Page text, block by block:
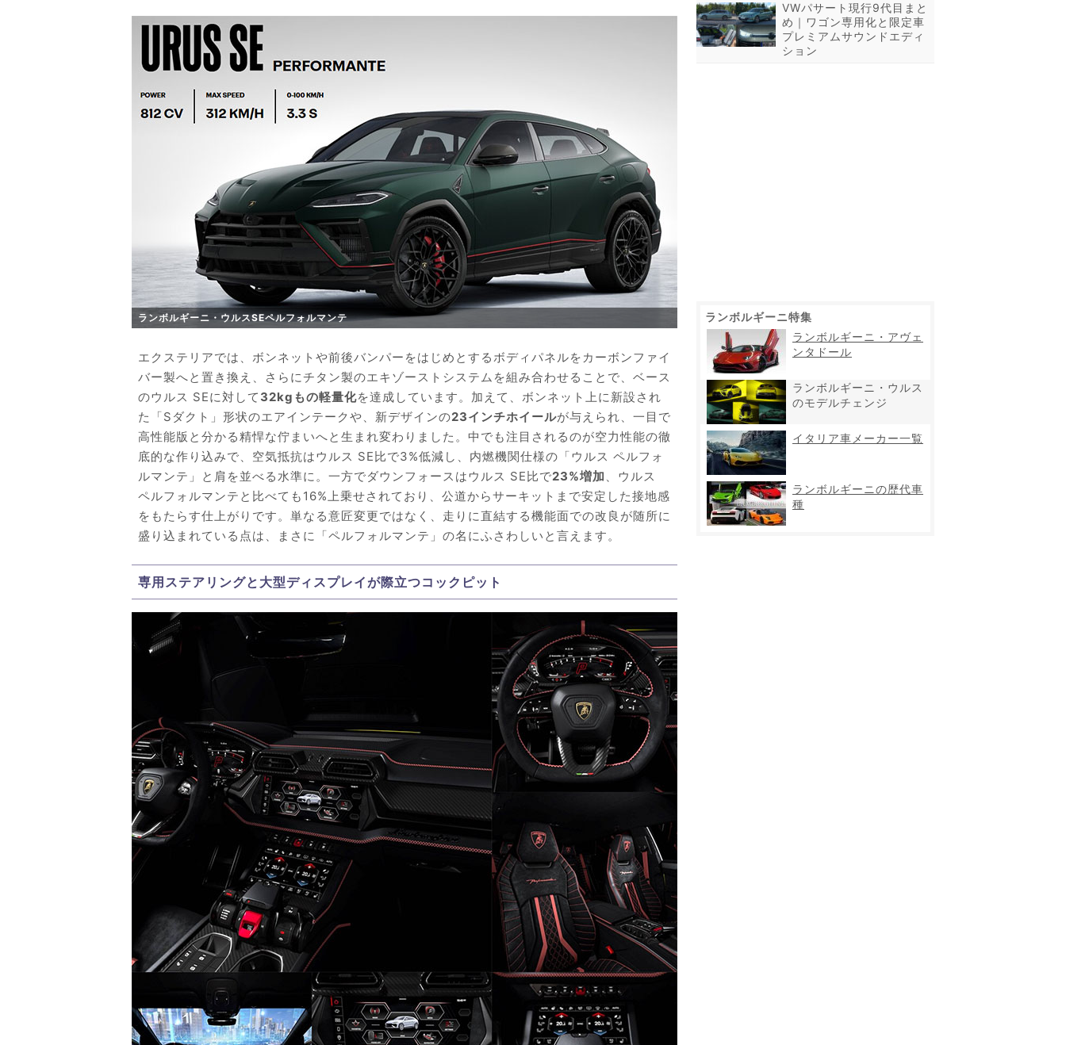
ランボルギーニ・ウルスSEペルフォルマンテ
エクステリアでは、ボンネットや前後バンパーをはじめとするボディパネルをカーボンファイ
バー製へと置き換え、さらにチタン製のエキゾーストシステムを組み合わせることで、ベース
のウルス SEに対して 32kgもの軽量化を達成しています。加えて、ボンネット上に新設され
た「Sダクト」形状のエアインテークや、新デザインの23インチホイールが与えられ、一目で
高性能版と分かる精悍な佇まいへと生まれ変わりました。中でも注目されるのが空力性能の徹
底的な作り込みで、空気抵抗はウルス SE比で3%低減し、内燃機関仕様の「ウルス ペルフォ
ルマンテ」と肩を並べる水準に。一方でダウンフォースはウルス SE比で23%増加 、ウルス
ペルフォルマンテと比べても16%上乗せされており、公道からサーキットまで安定した接地感
をもたらす仕上がりです。単なる意匠変更ではなく、走りに直結する機能面での改良が随所に
盛り込まれている点は、まさに「ペルフォルマンテ」の名にふさわしいと言えます。
専用ステアリングと大型ディスプレイが際立つコックピット
VWパサート現行9代目まと
め｜ワゴン専用化と限定車
プレミアムサウンドエディ
ション
ランボルギーニ特集
ランボルギーニ・アヴェ
ンタドール
ランボルギーニ・ウルス
のモデルチェンジ
イタリア車メーカー一覧
ランボルギーニの歴代車
種